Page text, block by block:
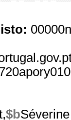
$bSéverine